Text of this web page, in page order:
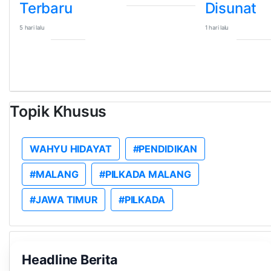
Terbaru
5 hari lalu
Disunat
1 hari lalu
Topik Khusus
WAHYU HIDAYAT #PENDIDIKAN
#MALANG #PILKADA MALANG
#JAWA TIMUR #PILKADA
Headline Berita